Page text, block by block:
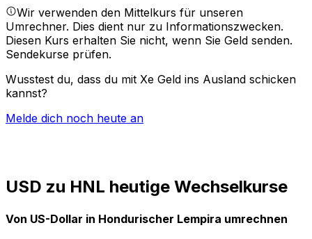
Wir verwenden den Mittelkurs für unseren
Umrechner. Dies dient nur zu Informationszwecken.
Diesen Kurs erhalten Sie nicht, wenn Sie Geld senden.
Sendekurse prüfen.
Wusstest du, dass du mit Xe Geld ins Ausland schicken
kannst?
Melde dich noch heute an
USD zu HNL heutige Wechselkurse
Von US-Dollar in Hondurischer Lempira umrechnen